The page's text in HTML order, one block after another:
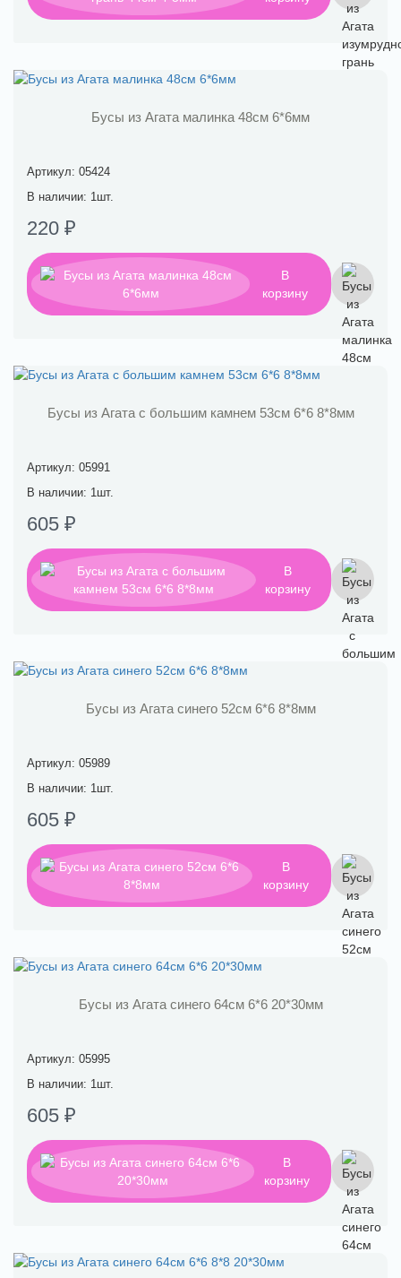
Бусы из Агата малинка 48см 6*6мм
Артикул: 05424
В наличии: 1шт.
220 ₽
В
корзину
Бусы из Агата с большим камнем 53см 6*6 8*8мм
Артикул: 05991
В наличии: 1шт.
605 ₽
В
корзину
Бусы из Агата синего 52см 6*6 8*8мм
Артикул: 05989
В наличии: 1шт.
605 ₽
В
корзину
Бусы из Агата синего 64см 6*6 20*30мм
Артикул: 05995
В наличии: 1шт.
605 ₽
В
корзину